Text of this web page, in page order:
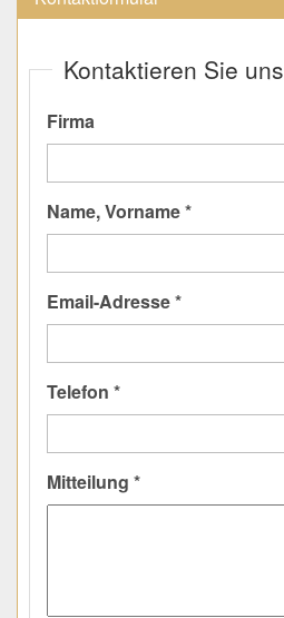
Kontaktieren Sie uns
Firma
Name, Vorname *
Email-Adresse *
Telefon *
Mitteilung *